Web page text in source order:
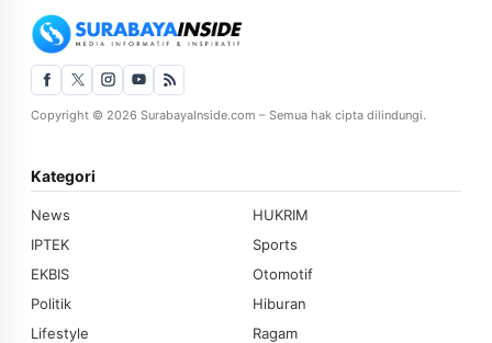
Copyright © 2026 SurabayaInside.com – Semua hak cipta dilindungi.
Kategori
News
HUKRIM
IPTEK
Sports
EKBIS
Otomotif
Politik
Hiburan
Lifestyle
Ragam